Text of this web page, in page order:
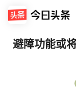
避障功能或